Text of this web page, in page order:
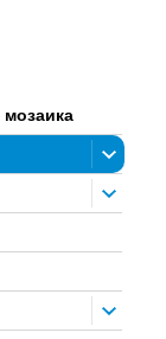
мозаика